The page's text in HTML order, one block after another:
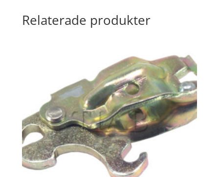
Relaterade produkter